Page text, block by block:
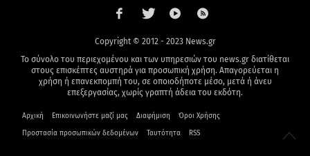
Copyright © 2012 - 2023 News.gr
Το σύνολο του περιεχομένου και των υπηρεσιών του news.gr διατίθεται
στους επισκέπτες αυστηρά για προσωπική χρήση. Απαγορεύεται η
χρήση ή επανεκπομπή του, σε οποιοδήποτε μέσο, μετά ή άνευ
επεξεργασίας, χωρίς γραπτή άδεια του εκδότη.
Αρχική Επικοινωνήστε μαζί μας Διαφήμιση Όροι Χρήσης
Προστασία προσωπικών δεδομένων Ταυτότητα RSS